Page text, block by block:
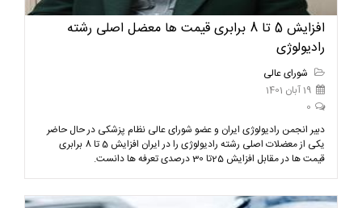
افزایش 5 تا 8 برابری قیمت ها معضل اصلی رشته
رادیولوژی
شورای عالی
19 آبان 1401
0
دبیر انجمن رادیولوژی ایران و عضو شورای عالی نظام پزشکی در حال حاضر
یکی از معضلات اصلی رشته رادیولوژی را در ایران افزایش 5 تا 8 برابری
قیمت ها در مقابل افزایش 25تا 30 درصدی تعرفه ها دانست.